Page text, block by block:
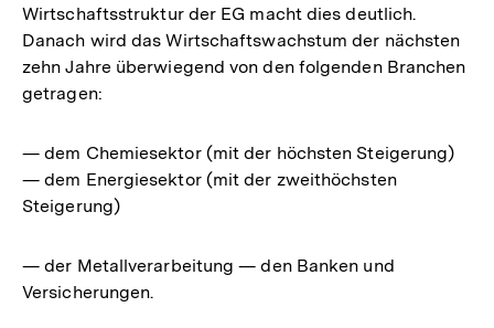
Wirtschaftsstruktur der EG macht dies deutlich.
Danach wird das Wirtschaftswachstum der nächsten
zehn Jahre überwiegend von den folgenden Branchen
getragen:
— dem Chemiesektor (mit der höchsten Steigerung)
— dem Energiesektor (mit der zweithöchsten
Steigerung)
— der Metallverarbeitung — den Banken und
Versicherungen.